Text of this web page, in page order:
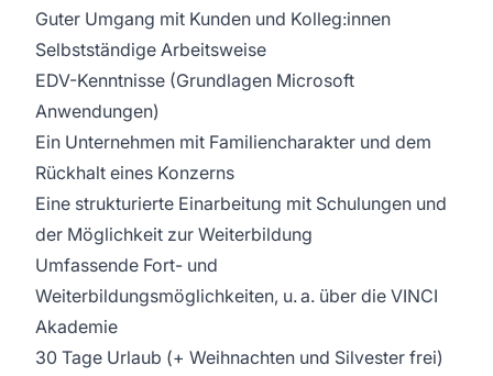
Guter Umgang mit Kunden und Kolleg:innen
Selbstständige Arbeitsweise
EDV-Kenntnisse (Grundlagen Microsoft
Anwendungen)
Ein Unternehmen mit Familiencharakter und dem
Rückhalt eines Konzerns
Eine strukturierte Einarbeitung mit Schulungen und
der Möglichkeit zur Weiterbildung
Umfassende Fort- und
Weiterbildungsmöglichkeiten, u. a. über die VINCI
Akademie
30 Tage Urlaub (+ Weihnachten und Silvester frei)